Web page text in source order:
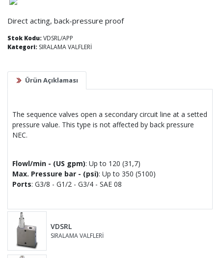
VDSRL
SIRALAMA VALFLERİ
Direct acting, back-pressure proof
Stok Kodu:VDSRL/APP
Kategori: SIRALAMA VALFLERİ
Ürün Açıklaması
The sequence valves open a secondary circuit line at a setted
pressure value. This type is not affected by back pressure
NEC.
Flowl/min - (US gpm): Up to 120 (31,7)
Max. Pressure bar - (psi): Up to 350 (5100)
Ports: G3/8 - G1/2 - G3/4 - SAE 08